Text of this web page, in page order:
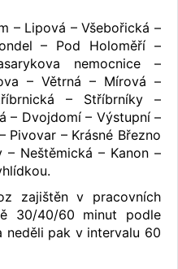
– Lipová – Všebořická –
– Pod Holoměří –
nemocnice –
– Větrná – Mírová –
– Stříbrníky –
– Dvojdomí – Výstupní –
Pivovar – Krásné Březno
Neštěmická – Kanon –
zajištěn v pracovních
30/40/60 minut podle
pak v intervalu 60